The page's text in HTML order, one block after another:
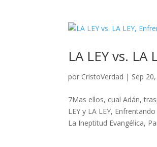
LA LEY vs.
por CristoVerdad | Sep
7Mas ellos, cual Adán,
LEY y LA LEY,
La Ineptitud Evangélica,